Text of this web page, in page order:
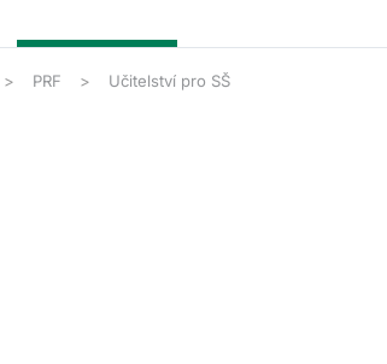
PRF Učitelství pro SŠ